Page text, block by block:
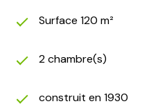
Surface 120 m²
2 chambre(s)
construit en 1930